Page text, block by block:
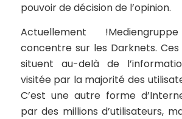
pouvoir de décision de l’opinion.
Actuellement
concentre sur les Darknets. Ces
situent au-delà de
visitée par la majorité des
C’est une autre forme
par des millions d’utilisateurs,